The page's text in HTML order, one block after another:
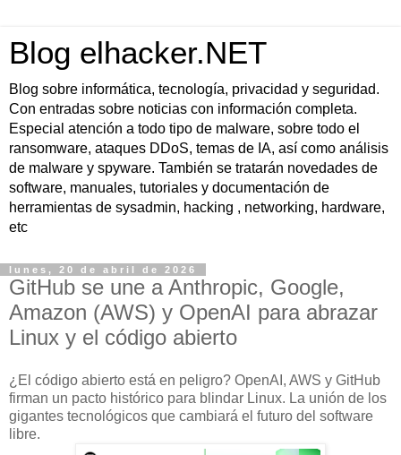
Blog elhacker.NET
Blog sobre informática, tecnología, privacidad y seguridad.
Con entradas sobre noticias con información completa.
Especial atención a todo tipo de malware, sobre todo el
ransomware, ataques DDoS, temas de IA, así como análisis
de malware y spyware. También se tratarán novedades de
software, manuales, tutoriales y documentación de
herramientas de sysadmin, hacking , networking, hardware,
etc
lunes, 20 de abril de 2026
GitHub se une a Anthropic, Google,
Amazon (AWS) y OpenAI para abrazar
Linux y el código abierto
¿El código abierto está en peligro? OpenAI, AWS y GitHub
firman un pacto histórico para blindar Linux. La unión de los
gigantes tecnológicos que cambiará el futuro del software
libre.